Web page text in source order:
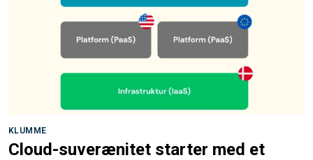
KLUMME
Cloud-suverænitet starter med et